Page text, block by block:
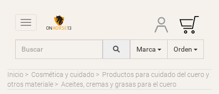
Toggle navigation
Marca Orden
Inicio > Cosmética y cuidado > Productos para cuidado del cuero y
otros materiale > Aceites, cremas y grasas para el cuero